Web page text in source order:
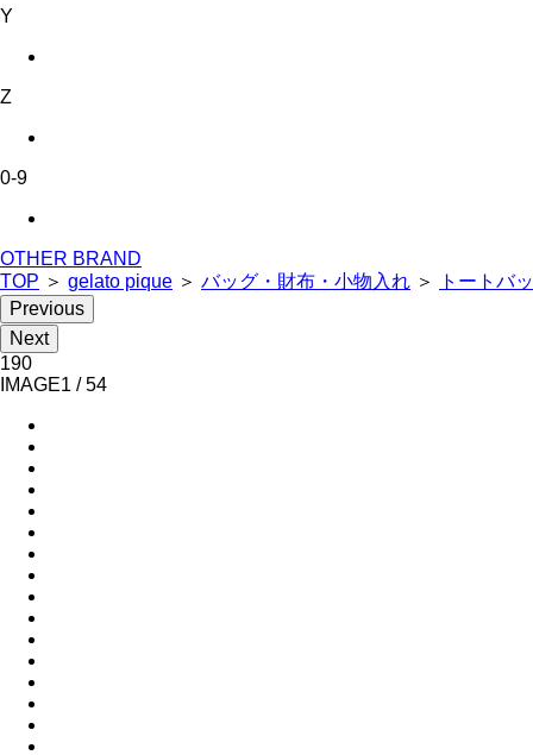
Y
Z
0-9
OTHER BRAND
TOP ＞ gelato pique ＞ バッグ・財布・小物入れ ＞
トートバ
Previous
Next
190
IMAGE1 /54